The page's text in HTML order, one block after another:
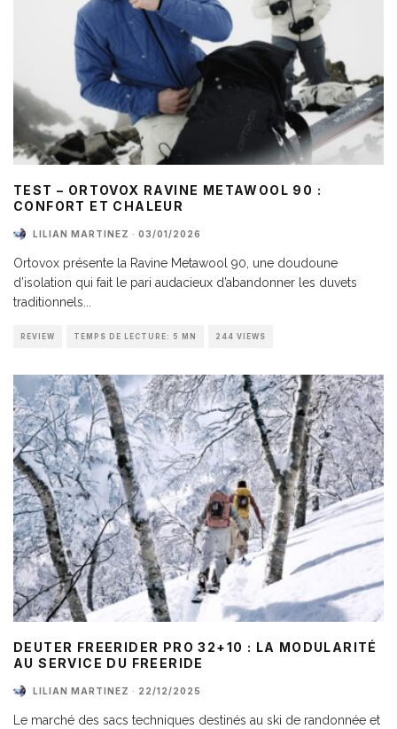
TEST – ORTOVOX RAVINE METAWOOL 90 :
CONFORT ET CHALEUR
LILIAN MARTINEZ · 03/01/2026
Ortovox présente la Ravine Metawool 90, une doudoune
d’isolation qui fait le pari audacieux d’abandonner les duvets
traditionnels...
REVIEW TEMPS DE LECTURE: 5 MN 244 VIEWS
DEUTER FREERIDER PRO 32+10 : LA MODULARITÉ
AU SERVICE DU FREERIDE
LILIAN MARTINEZ · 22/12/2025
Le marché des sacs techniques destinés au ski de randonnée et